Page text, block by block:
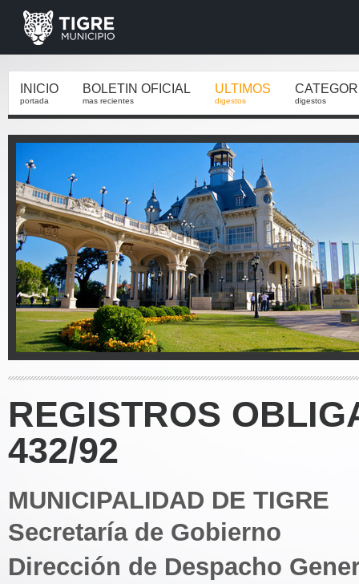
INICIO
portada
BOLETIN OFICIAL
mas recientes
ULTIMOS
digestos digestos
REGISTROS
432/92
MUNICIPALIDAD DE TIGRE
Secretaría de Gobierno
Dirección de Despacho